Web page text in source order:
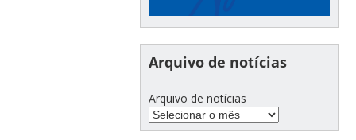
Arquivo de notícias
Arquivo de notícias